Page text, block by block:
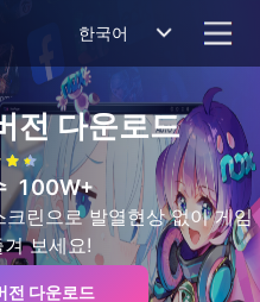
한국어
전 다운로드
100W+
린으로 발열현상 없이 게임
보세요!
전 다운로드